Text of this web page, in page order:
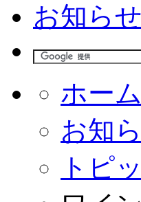
お知らせ
ホーム
お知
トピ